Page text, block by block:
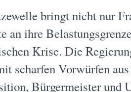
bringt nicht nur
an ihre
Krise. Die
scharfen Vorwürfen
Bürgermeister und